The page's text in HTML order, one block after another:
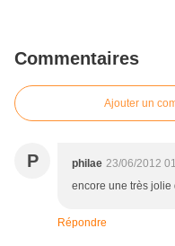
Commentaires
Ajouter un
P philae 23/06/2012
encore une très jolie
Répondre